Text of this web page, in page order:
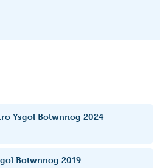
Ysgol Botwnnog 2024
Botwnnog 2019